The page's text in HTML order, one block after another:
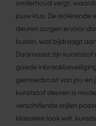
onderhoud vergt,
jouw klus. De isolerende
deuren zorgen ervoor
buiten, wat bijdraagt aan
Daarnaast zijn kunststof
goede
gemoedsrust van jou en
kunststof deuren is
verschillende stijlen
klassieke look wilt,